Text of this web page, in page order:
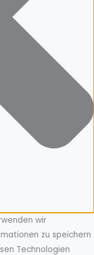
wir
zu speichern
Technologien